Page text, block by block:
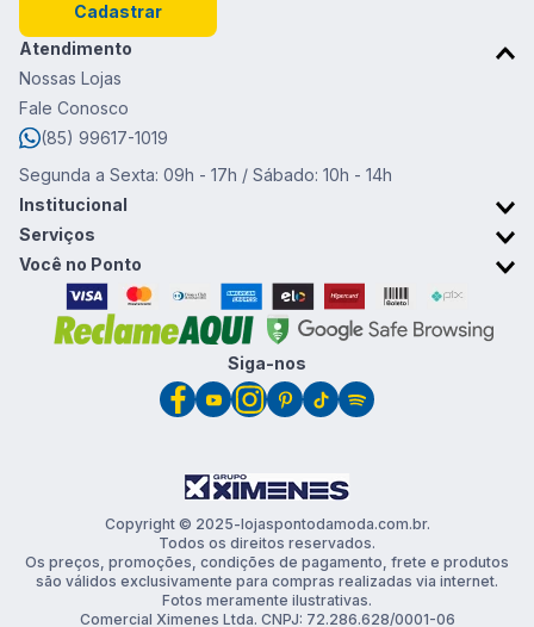
Cadastrar
Atendimento
Nossas Lojas
Fale Conosco
(85) 99617-1019
Segunda a Sexta: 09h - 17h / Sábado: 10h - 14h
Institucional
Sobre o Ponto da Moda
Trabalhe conosco
Trocas e devoluções
Promoções & Cupons
Serviços
Retirada em Loja
Você no Ponto
Cartão Ponto da Moda
Clube de vantagens
Siga-nos
Copyright © 2025-lojaspontodamoda.com.br.
Todos os direitos reservados.
Os preços, promoções, condições de pagamento, frete e produtos
são válidos exclusivamente para compras realizadas via internet.
Fotos meramente ilustrativas.
Comercial Ximenes Ltda. CNPJ: 72.286.628/0001-06